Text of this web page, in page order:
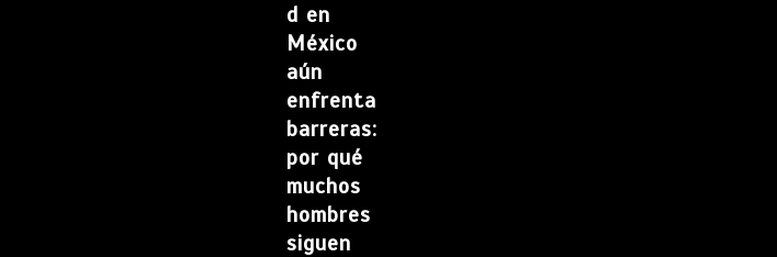
d en
México
aún
enfrenta
barreras:
por qué
muchos
hombres
siguen